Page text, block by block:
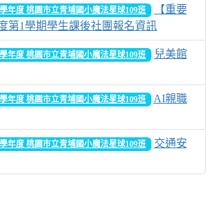
年度 桃園市立青埔國小魔法星球109班
【重要
第1學期學生課後社團報名資訊
年度 桃園市立青埔國小魔法星球109班
兒美館
年度 桃園市立青埔國小魔法星球109班
AI親職
年度 桃園市立青埔國小魔法星球109班
交通安